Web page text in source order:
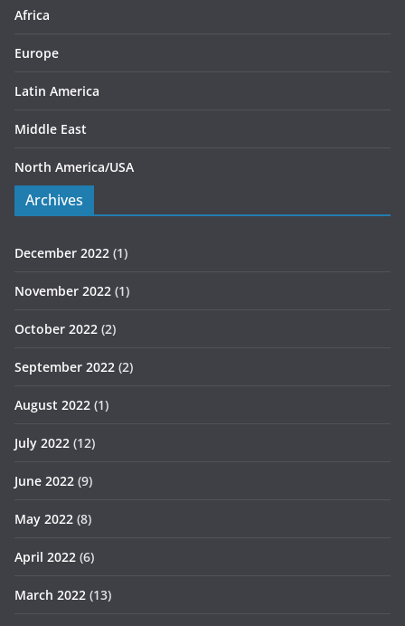
s
Africa
Europe
Latin America
Middle East
North America/USA
Archives
December 2022 (1)
November 2022 (1)
October 2022 (2)
September 2022 (2)
August 2022 (1)
July 2022 (12)
June 2022 (9)
May 2022 (8)
April 2022 (6)
March 2022 (13)